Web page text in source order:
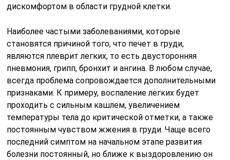
дискомфортом в области грудной клетки.
Наиболее частыми заболеваниями, которые
становятся причиной того, что печет в груди,
являются плеврит легких, то есть двусторонняя
пневмония, грипп, бронхит и ангина. В любом случае,
всегда проблема сопровождается дополнительными
признаками. К примеру, воспаление легких будет
проходить с сильным кашлем, увеличением
температуры тела до критической отметки, а также
постоянным чувством жжения в груди. Чаще всего
последний симптом на начальном этапе развития
болезни постоянный, но ближе к выздоровлению он